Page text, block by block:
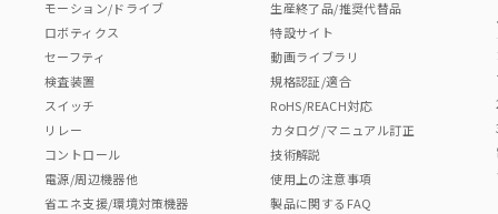
モーション/ドライブ
ロボティクス
セーフティ
検査装置
スイッチ
リレー
コントロール
電源/周辺機器他
省エネ支援/環境対策機器
生産終了品/推奨代替品
特設サイト
動画ライブラリ
規格認証/適合
RoHS/REACH対応
カタログ/マニュアル訂正
技術解説
使用上の注意事項
製品に関するFAQ